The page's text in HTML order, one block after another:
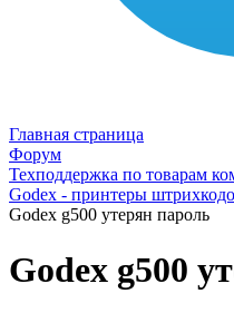
Главная страница
Форум
Техподдержка по товарам
Godex - принтеры
Godex g500 утерян пароль
Godex g500